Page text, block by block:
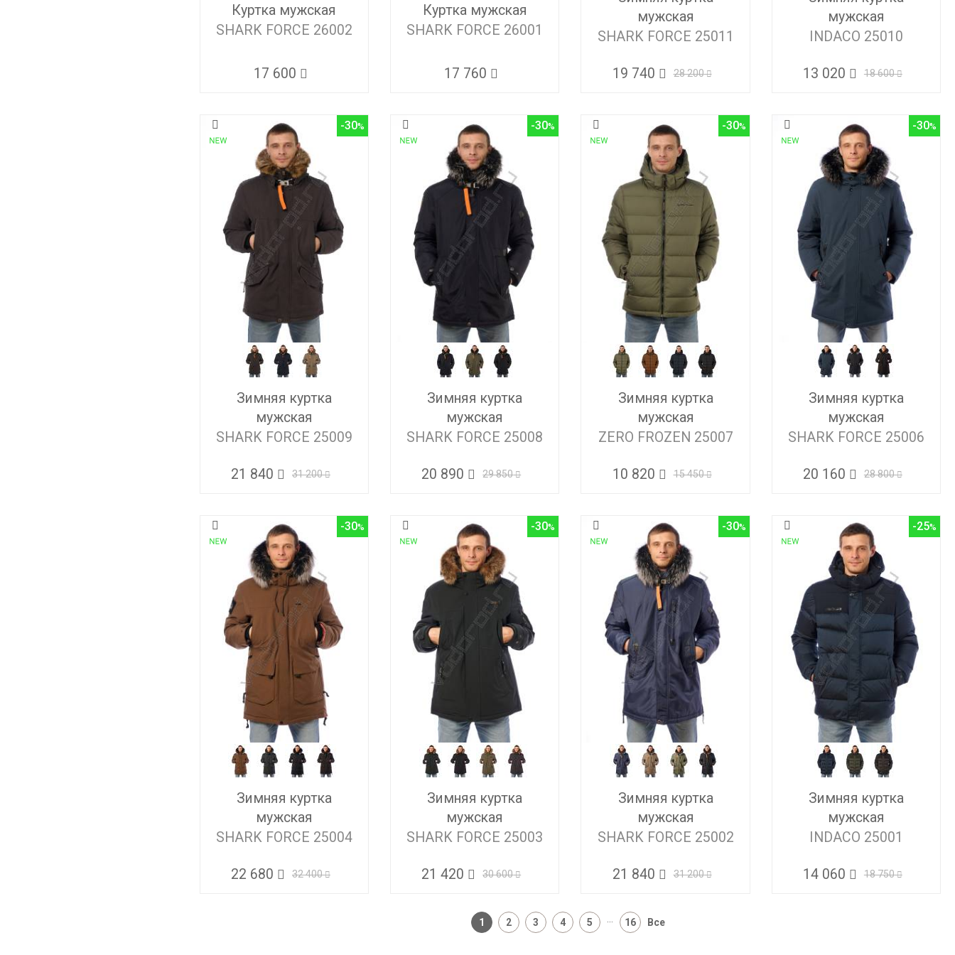
Куртка мужская
SHARK FORCE 26002
17 600
Куртка мужская
SHARK FORCE 26001
17 760
мужская
SHARK FORCE 25011
19 740 28 200
мужская
INDACO 25010
13 020 18 600
-30
Зимняя куртка
мужская
SHARK FORCE 25009
21 840 31 200
-30
Зимняя куртка
мужская
SHARK FORCE 25008
20 890 29 850
-30
Зимняя куртка
мужская
ZERO FROZEN 25007
10 820 15 450
-30
Зимняя куртка
мужская
SHARK FORCE 25006
20 160 28 800
-30
Зимняя куртка
мужская
SHARK FORCE 25004
22 680 32 400
-30
Зимняя куртка
мужская
SHARK FORCE 25003
21 420 30 600
-30
Зимняя куртка
мужская
SHARK FORCE 25002
21 840 31 200
-25
Зимняя куртка
мужская
INDACO 25001
14 060 18 750
1 2 3 4 5 ... 16 Все